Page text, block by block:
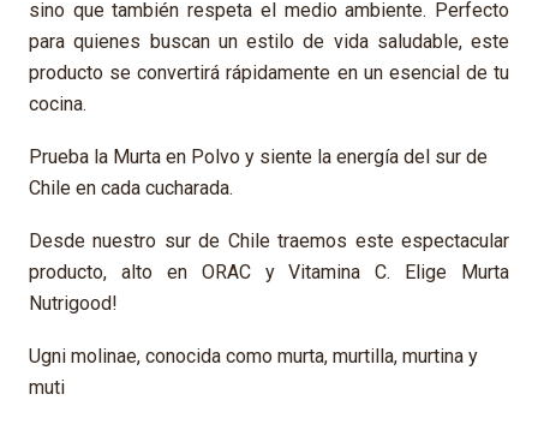
sino que también respeta el medio ambiente. Perfecto
para quienes buscan un estilo de vida saludable, este
producto se convertirá rápidamente en un esencial de tu
cocina.
Prueba la Murta en Polvo y siente la energía del sur de
Chile en cada cucharada.
Desde nuestro sur de Chile traemos este espectacular
producto, alto en ORAC y Vitamina C. Elige Murta
Nutrigood!
Ugni molinae, conocida como murta, murtilla, murtina y
muti